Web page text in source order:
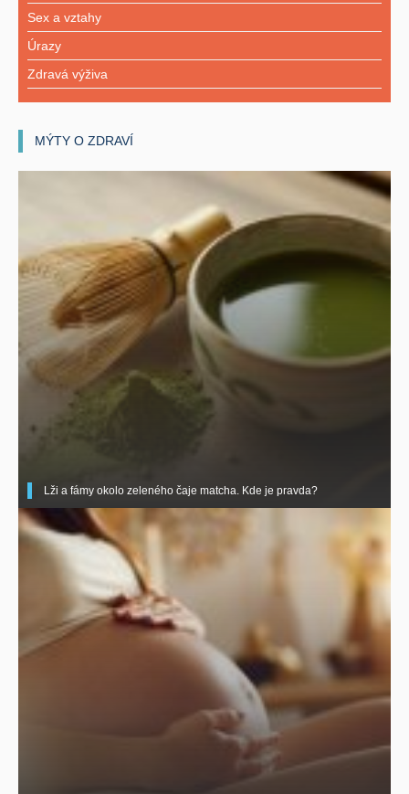
Sex a vztahy
Úrazy
Zdravá výživa
MÝTY O ZDRAVÍ
Lži a fámy okolo zeleného čaje matcha. Kde je pravda?